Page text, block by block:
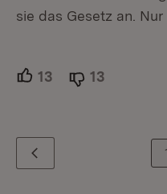
sie das Gesetz an. Nur
13 Unterstützer.
13
Zurück